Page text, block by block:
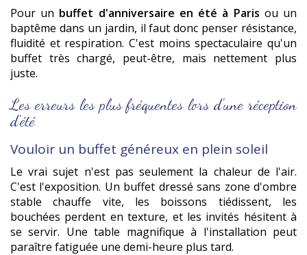
Pour un buffet d'anniversaire en été à Paris ou un
baptême dans un jardin, il faut donc penser résistance,
fluidité et respiration. C'est moins spectaculaire qu'un
buffet très chargé, peut-être, mais nettement plus
juste.
Les erreurs les plus fréquentes lors d'une réception
d'été
Vouloir un buffet généreux en plein soleil
Le vrai sujet n'est pas seulement la chaleur de l'air.
C'est l'exposition. Un buffet dressé sans zone d'ombre
stable chauffe vite, les boissons tiédissent, les
bouchées perdent en texture, et les invités hésitent à
se servir. Une table magnifique à l'installation peut
paraître fatiguée une demi-heure plus tard.